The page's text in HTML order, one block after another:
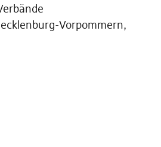
Vorpommern,